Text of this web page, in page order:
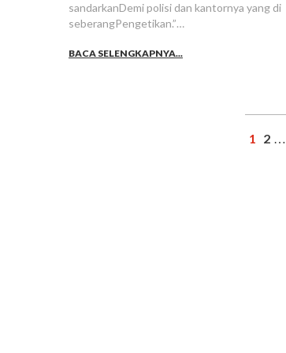
sandarkanDemi polisi dan kantornya yang di
seberangPengetikan.”…
BACA SELENGKAPNYA...
1 2 …